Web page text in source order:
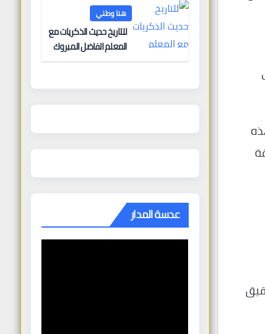
هنا وطني
للتاريخ حديث الذكريات مع
المعلم الفاضل المبروك
عدسة المدار